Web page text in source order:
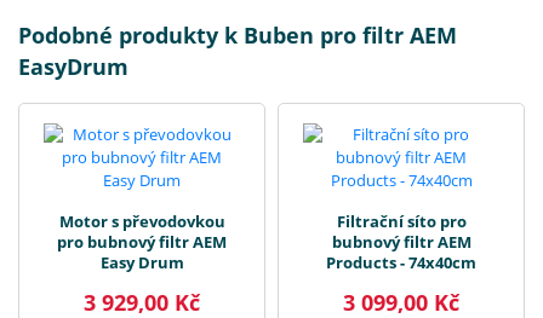
Podobné produkty k Buben pro filtr AEM
EasyDrum
Motor s převodovkou
pro bubnový filtr AEM
Easy Drum
3 929,00 Kč
Filtrační síto pro
bubnový filtr AEM
Products - 74x40cm
3 099,00 Kč